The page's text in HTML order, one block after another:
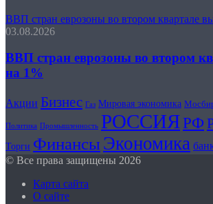
ВВП стран еврозоны во втором квартале
03.08.2026
ВВП стран еврозоны во втором
на 1%
Акции Бизнес Газ Мировая экономика
Политика Промышленность РОССИЯРФ
Торги Финансы Экономика
© Все права защищены 2026
Карта сайта
О сайте